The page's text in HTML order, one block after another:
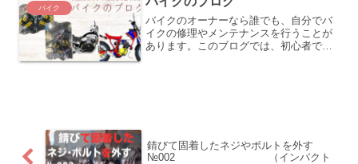
バイク
バイクのオーナーなら誰でも、自分でバ
イクの修理やメンテナンスを行うことが
あります。このブログでは、初心者でも
錆びて固着したネジやボルトを外す
№002 （インパクト